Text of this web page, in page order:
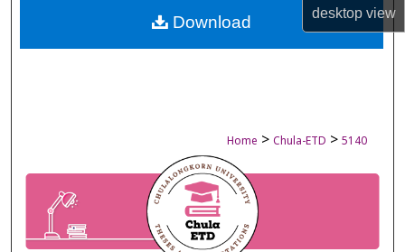
desktopview
Digital Commons Network™
Home > Chula-ETD > 5140
Download